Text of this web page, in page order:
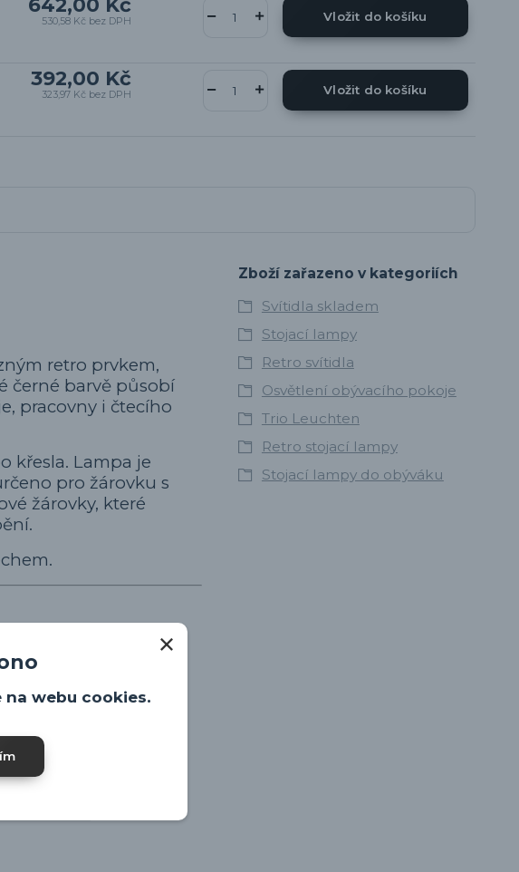
530,58 Kč bez DPH Vložit do košíku
392,00 Kč
323,97 Kč bez DPH Vložit do košíku
retro prvkem,
černé barvě působí
pracovny i čtecího
křesla. Lampa je
pro žárovku s
žárovky, které
Zboží zařazeno v kategoriích
Svítidla skladem
Stojací lampy
Retro svítidla
Osvětlení obývacího pokoje
Trio Leuchten
Retro stojací lampy
Stojací lampy do obýváku
na webu cookies.